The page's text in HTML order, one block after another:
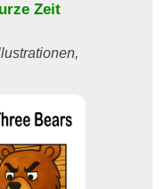
Zeit